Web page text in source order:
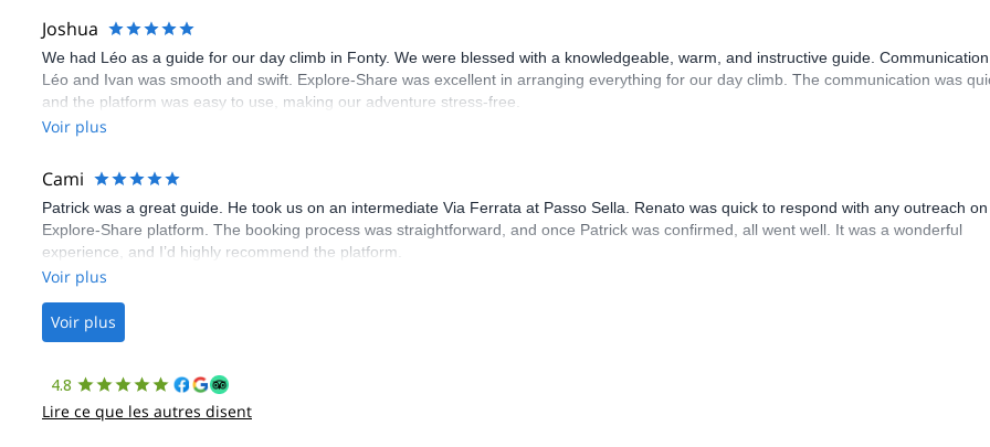
Joshua
We had Léo as a guide for our day climb in Fonty. We were blessed with a knowledgeable, warm, and instructive guide.
Léo and Ivan was smooth and swift. Explore-Share was excellent in arranging everything for our day climb. The communication was
and the platform was easy to use, making our adventure stress-free.
Voir plus
Cami
Patrick was a great guide. He took us on an intermediate Via Ferrata at Passo Sella. Renato was quick to respond with any outreach
Explore-Share platform. The booking process was straightforward, and once Patrick was confirmed, all went well. It was a wonderful
experience, and I’d highly recommend the platform.
Voir plus
Voir plus
4.8
Lire ce que les autres disent